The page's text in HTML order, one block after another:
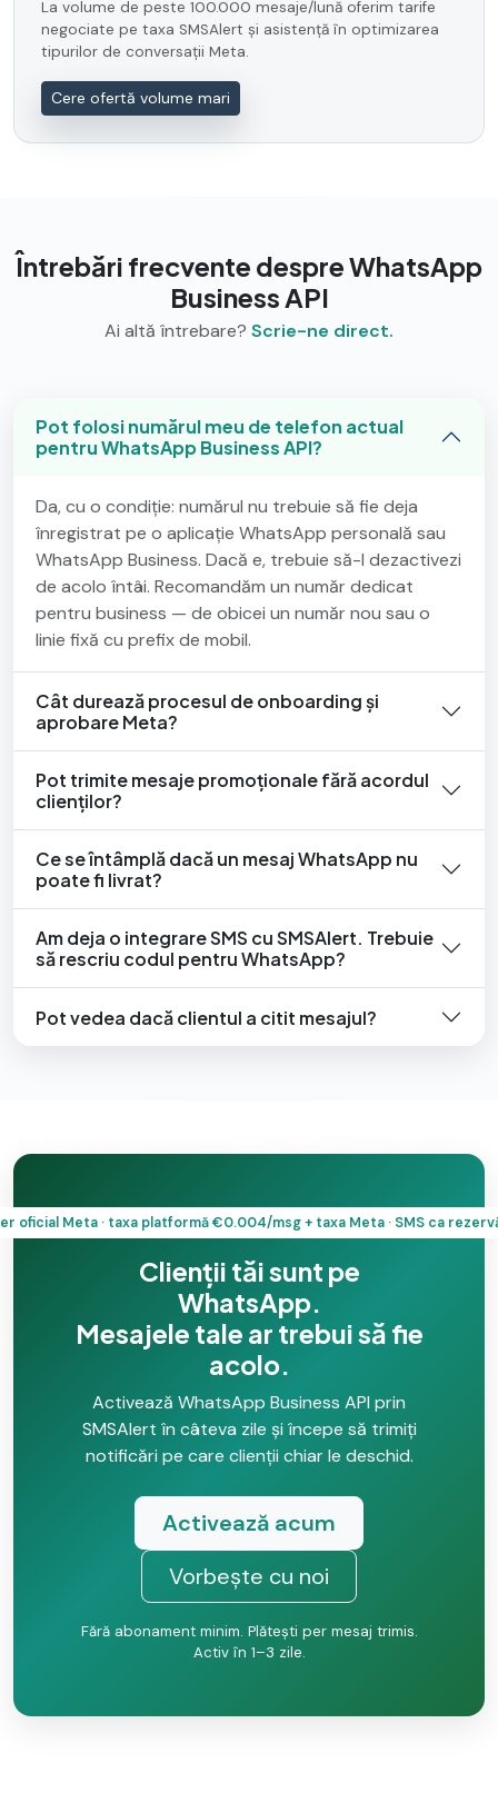
La volume de peste 100.000 mesaje/lună oferim tarife
negociate pe taxa SMSAlert și asistență în optimizarea
tipurilor de conversații Meta.
Cere ofertă volume mari
Întrebări frecvente despre WhatsApp
Business API
Ai altă întrebare? Scrie-ne direct.
Pot folosi numărul meu de telefon actual
pentru WhatsApp Business API?
Da, cu o condiție: numărul nu trebuie să fie deja
înregistrat pe o aplicație WhatsApp personală sau
WhatsApp Business. Dacă e, trebuie să-l dezactivezi
de acolo întâi. Recomandăm un număr dedicat
pentru business — de obicei un număr nou sau o
linie fixă cu prefix de mobil.
Cât durează procesul de onboarding și
aprobare Meta?
Pot trimite mesaje promoționale fără acordul
clienților?
Ce se întâmplă dacă un mesaj WhatsApp nu
poate fi livrat?
Am deja o integrare SMS cu SMSAlert. Trebuie
să rescriu codul pentru WhatsApp?
Pot vedea dacă clientul a citit mesajul?
oficial Meta · taxa platformă €0.004/msg + taxa Meta · SMS ca
Clienții tăi sunt pe
WhatsApp.
Mesajele tale ar trebui să fie
acolo.
Activează WhatsApp Business API prin
SMSAlert în câteva zile și începe să trimiți
notificări pe care clienții chiar le deschid.
Activează acum
Vorbește cu noi
Fără abonament minim. Plătești per mesaj trimis.
Activ în 1–3 zile.